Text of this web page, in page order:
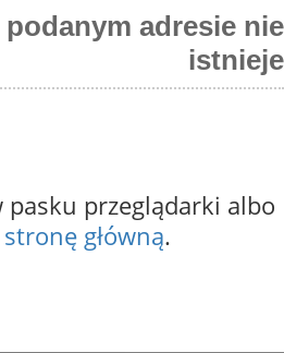
adresie nie
istnieje
pasku przeglądarki albo
stronę główną.